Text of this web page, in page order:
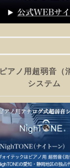
ピアノ用超弱音（
システム